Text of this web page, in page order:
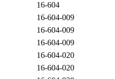
16-604
16-604-009
16-604-009
16-604-009
16-604-020
16-604-020